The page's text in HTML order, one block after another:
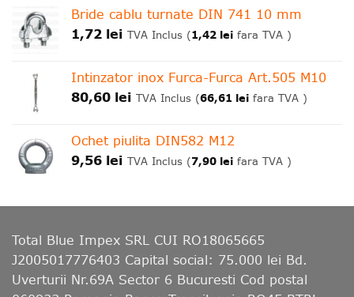
Bride cablu turnate DIN 741 10 mm
1,72 lei TVA Inclus (1,42 lei fara TVA )
Intinzator inox Furca-Furca Art.505 M10
80,60 lei TVA Inclus (66,61 lei fara TVA )
Ochet piulita DIN582 M12
9,56 lei TVA Inclus (7,90 lei fara TVA )
Total Blue Impex SRL CUI RO18065665
J2005017776403 Capital social: 75.000 lei Bd.
Uverturii Nr.69A Sector 6 Bucuresti Cod postal